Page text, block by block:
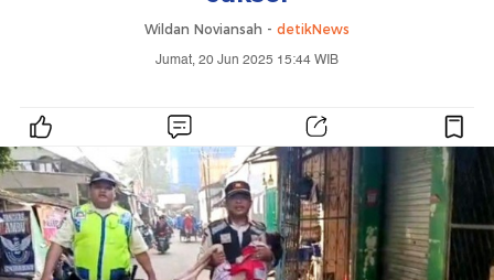
Wildan Noviansah - detikNews
Jumat, 20 Jun 2025 15:44 WIB